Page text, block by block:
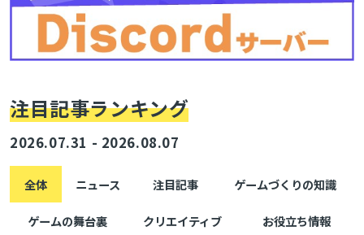
注目記事ランキング
2026.07.31 - 2026.08.07
全体 ニュース 注目記事 ゲームづくりの知識
ゲームの舞台裏 クリエイティブ お役立ち情報